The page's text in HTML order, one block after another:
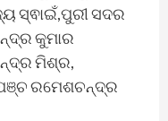
ସ୍ଵାଇଁ,ପୁରୀ ସଦର
କୁମାର
ମିଶ୍ର,
ରମେଶଚନ୍ଦ୍ର